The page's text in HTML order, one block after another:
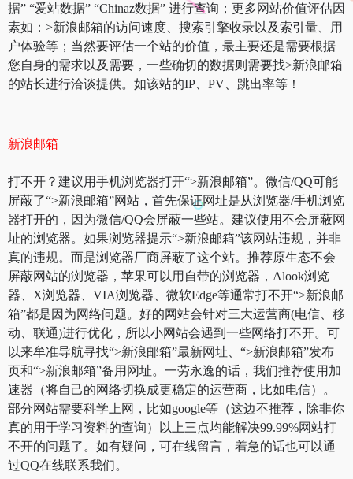
据” “爱站数据” “Chinaz数据” 进行查询；更多网站价值评估因
素如：>新浪邮箱的访问速度、搜索引擎收录以及索引量、用
户体验等；当然要评估一个站的价值，最主要还是需要根据
您自身的需求以及需要，一些确切的数据则需要找>新浪邮箱
的站长进行洽谈提供。如该站的IP、PV、跳出率等！
新浪邮箱
打不开？建议用手机浏览器打开“>新浪邮箱”。微信/QQ可能
屏蔽了“>新浪邮箱”网站，首先保证网址是从浏览器/手机浏览
器打开的，因为微信/QQ会屏蔽一些站。建议使用不会屏蔽网
址的浏览器。如果浏览器提示“>新浪邮箱”该网站违规，并非
真的违规。而是浏览器厂商屏蔽了这个站。推荐原生态不会
屏蔽网站的浏览器，苹果可以用自带的浏览器，Alook浏览
器、X浏览器、VIA浏览器、微软Edge等通常打不开“>新浪邮
箱”都是因为网络问题。好的网站会针对三大运营商(电信、移
动、联通)进行优化，所以小网站会遇到一些网络打不开。可
以来牟准导航寻找“>新浪邮箱”最新网址、“>新浪邮箱”发布
页和“>新浪邮箱”备用网址。一劳永逸的话，我们推荐使用加
速器（将自己的网络切换成更稳定的运营商，比如电信）。
部分网站需要科学上网，比如google等（这边不推荐，除非你
真的用于学习资料的查询）以上三点均能解决99.99%网站打
不开的问题了。如有疑问，可在线留言，着急的话也可以通
过QQ在线联系我们。